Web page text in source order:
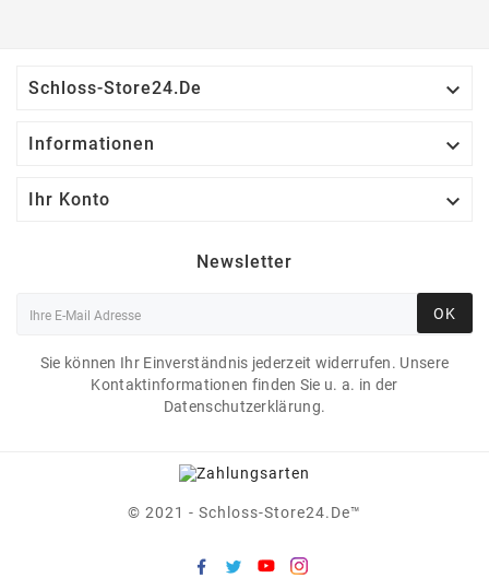
Schloss-Store24.de 
Informationen 
Ihr Konto 
Newsletter
OK
Sie können Ihr Einverständnis jederzeit widerrufen. Unsere
Kontaktinformationen finden Sie u. a. in der
Datenschutzerklärung.
© 2021 - Schloss-Store24.de™